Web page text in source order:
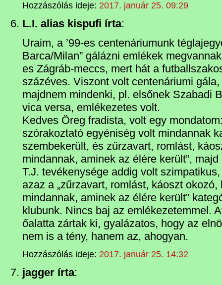
Hozzászólás ideje: 2017. január 25. 09:29
L.I. alias kispufi írta:
Uraim, a ’99-es centenáriumunk
Barca/Milan” gálázni emlékek
es Zágráb-meccs, mert hát a
százéves. Viszont volt centenáriumi
majdnem mindenki, pl. elsőnek Szabadi
vica versa, emlékezetes volt.
Kedves Öreg fradista, volt egy
szórakoztató egyéniség volt mindannak
szembekerült, és zűrzavart, romlást,
mindannak, aminek az élére került”,
T.J. tevékenysége addig volt
azaz a „zűrzavart, romlást, káoszt okozó,
mindannak, aminek az élére került”
klubunk. Nincs baj az emlékezetemmel.
őalatta zártak ki, gyalázatos, hogy az
nem is a tény, hanem az, ahogyan.
Hozzászólás ideje: 2017. január 25. 14:32
jagger írta: